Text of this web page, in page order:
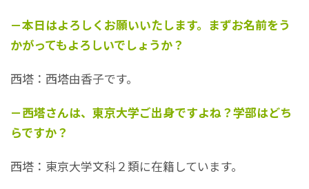
－本日はよろしくお願いいたします。まずお名前をう
かがってもよろしいでしょうか？
西塔：西塔由香子です。
－西塔さんは、東京大学ご出身ですよね？学部はどち
らですか？
西塔：東京大学文科２類に在籍しています。